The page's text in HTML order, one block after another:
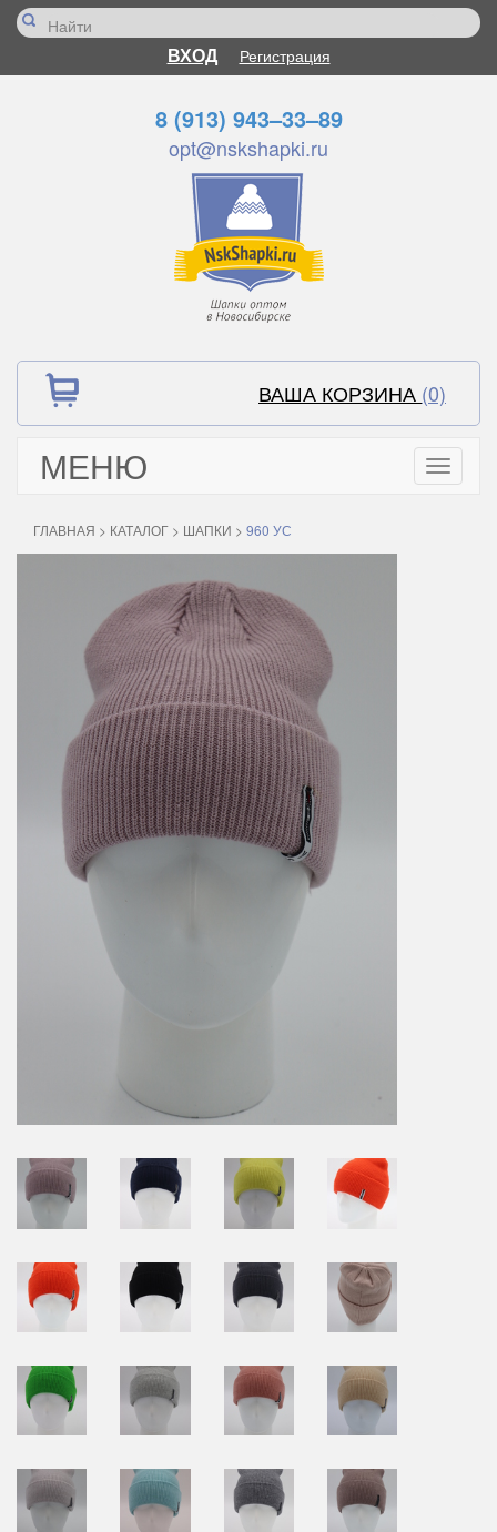
ВХОД Регистрация
8 (913) 943–33–89
opt@nskshapki.ru
ВАША КОРЗИНА (0)
МЕНЮ
Toggle
ГЛАВНАЯ > КАТАЛОГ > ШАПКИ > 960 УС